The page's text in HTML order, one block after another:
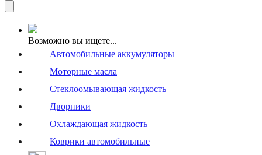
Возможно вы ищете...
Автомобильные аккумуляторы
Моторные масла
Стеклоомывающая жидкость
Дворники
Охлаждающая жидкость
Коврики автомобильные